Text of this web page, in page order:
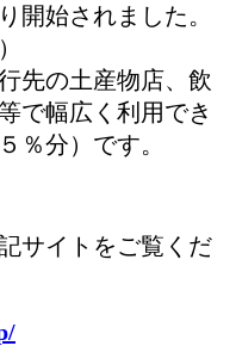
開始されました。
先の土産物店、飲
で幅広く利用でき
％分）です。
サイトをご覧くだ